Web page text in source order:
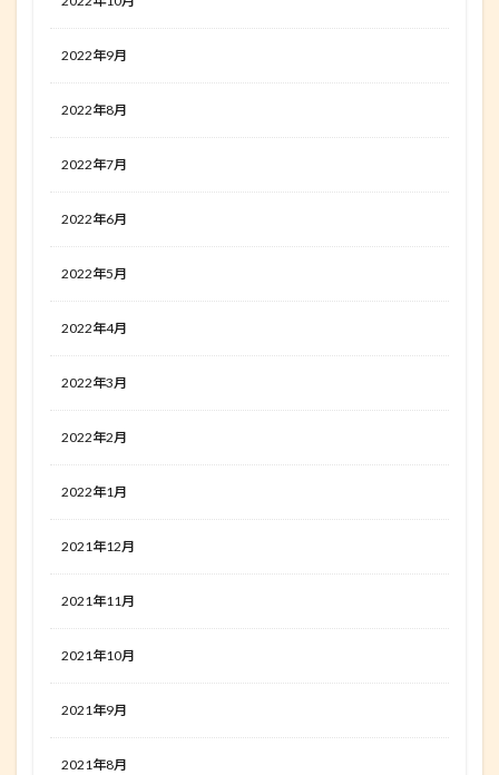
2022年9月
2022年8月
2022年7月
2022年6月
2022年5月
2022年4月
2022年3月
2022年2月
2022年1月
2021年12月
2021年11月
2021年10月
2021年9月
2021年8月